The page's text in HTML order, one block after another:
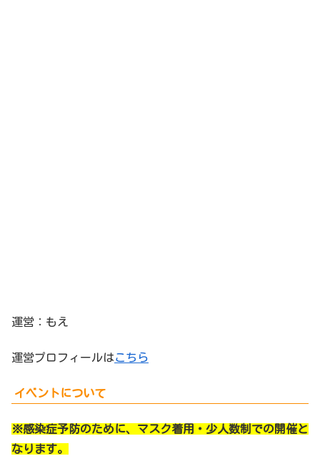
運営：もえ
運営プロフィールはこちら
イベントについて
※感染症予防のために、マスク着用・少人数制での開催と
なります。